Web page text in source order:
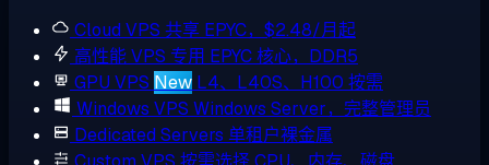
Cloud VPS 共享 EPYC，$2.48/月起
高性能 VPS 专用 EPYC 核心，DDR5
GPU VPS New L4、L40S、H100 按需
Windows VPS Windows Server，完整管理员
Dedicated Servers 单租户裸金属